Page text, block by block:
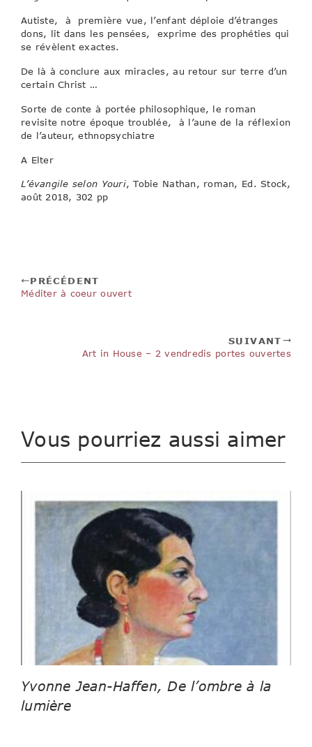
Autiste, à première vue, l’enfant déploie d’étranges
dons, lit dans les pensées, exprime des prophéties qui
se révèlent exactes.
De là à conclure aux miracles, au retour sur terre d’un
certain Christ …
Sorte de conte à portée philosophique, le roman
revisite notre époque troublée, à l’aune de la réflexion
de l’auteur, ethnopsychiatre
A Elter
L’évangile selon Youri, Tobie Nathan, roman, Ed. Stock,
août 2018, 302 pp
PRÉCÉDENT
Méditer à coeur ouvert
SUIVANT
Art in House – 2 vendredis portes ouvertes
Vous pourriez aussi aimer
Yvonne Jean-Haffen, De l’ombre à la
lumière